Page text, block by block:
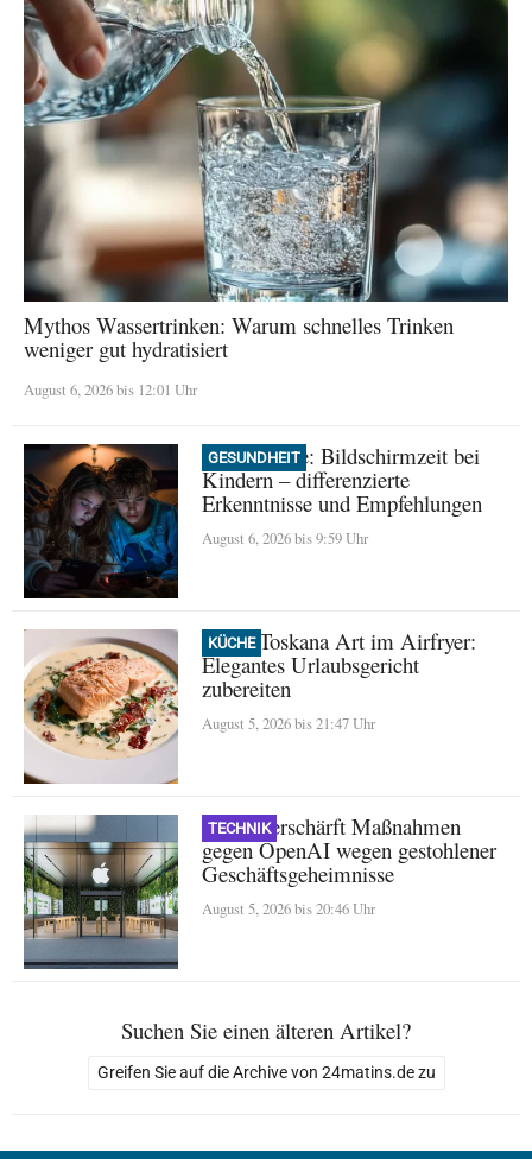
Mythos Wassertrinken: Warum schnelles Trinken
weniger gut hydratisiert
August 6, 2026 bis 12:01 Uhr
GESUNDHEIT
Neue Studie: Bildschirmzeit bei
Kindern – differenzierte
Erkenntnisse und Empfehlungen
August 6, 2026 bis 9:59 Uhr
KÜCHE
Lachs Toskana Art im Airfryer:
Elegantes Urlaubsgericht
zubereiten
August 5, 2026 bis 21:47 Uhr
TECHNIK
Apple verschärft Maßnahmen
gegen OpenAI wegen gestohlener
Geschäftsgeheimnisse
August 5, 2026 bis 20:46 Uhr
Suchen Sie einen älteren Artikel?
Greifen Sie auf die Archive von 24matins.de zu